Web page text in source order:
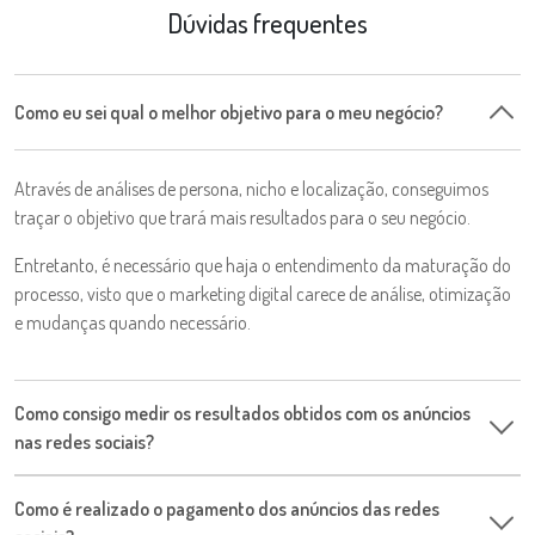
Dúvidas frequentes
Como eu sei qual o melhor objetivo para o meu negócio?
Através de análises de persona, nicho e localização, conseguimos
traçar o objetivo que trará mais resultados para o seu negócio.
Entretanto, é necessário que haja o entendimento da maturação do
processo, visto que o marketing digital carece de análise, otimização
e mudanças quando necessário.
Como consigo medir os resultados obtidos com os anúncios
nas redes sociais?
Os resultados vão depender do objetivo escolhido para os anúncios,
Como é realizado o pagamento dos anúncios das redes